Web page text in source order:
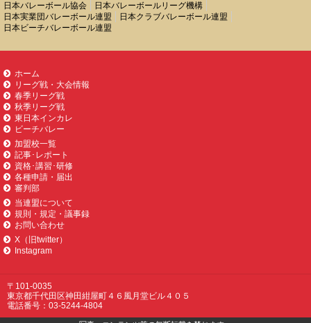
日本バレーボール協会
日本バレーボールリーグ機構
日本実業団バレーボール連盟
日本クラブバレーボール連盟
日本ビーチバレーボール連盟
ホーム
リーグ戦・大会情報
春季リーグ戦
秋季リーグ戦
東日本インカレ
ビーチバレー
加盟校一覧
記事･レポート
資格･講習･研修
各種申請・届出
審判部
当連盟について
規則・規定・議事録
お問い合わせ
X（旧twitter）
Instagram
〒101-0035
東京都千代田区神田紺屋町４６風月堂ビル４０５
電話番号：03-5244-4804